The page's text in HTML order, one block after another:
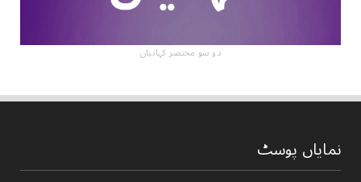
دو سو مختصر کہانیاں
نمایاں پوسٹ